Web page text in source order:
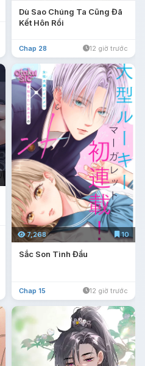
Dù Sao Chúng Ta Cũng Đã
Kết Hôn Rồi
Chap 28 12 giờ trước
7,268 10
Sắc Son Tình Đầu
Chap 15 12 giờ trước